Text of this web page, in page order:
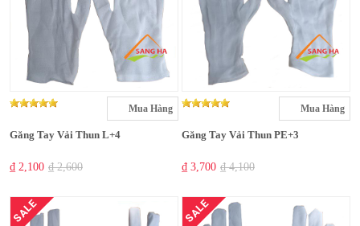
Mua Hàng
Găng Tay Vải Thun L+4
₫ 2,100 ₫ 2,600
Mua Hàng
Găng Tay Vải Thun PE+3
₫ 3,700 ₫ 4,100
SALE SALE